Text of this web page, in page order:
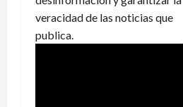
veracidad de las noticias que
publica.